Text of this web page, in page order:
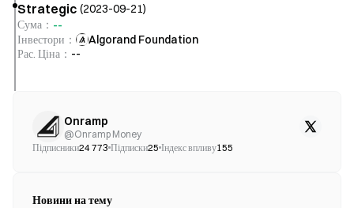
Onramp
@Onramp Money
Підписники24 773 Підписки25 Індекс впливу155
Новини на тему
Strategic (2023-09-21)
Сума ： --
Інвестори ：
Algorand Foundation
Рас. Ціна ： --